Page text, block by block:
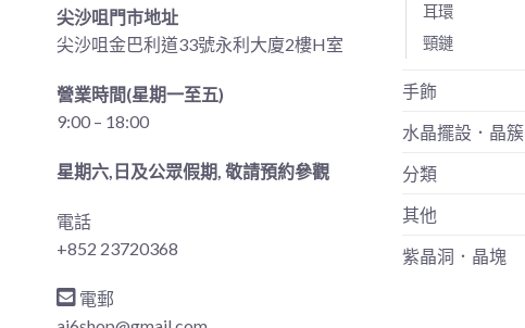
尖沙咀門市地址
尖沙咀金巴利道33號永利大廈2樓H室
營業時間(星期一至五)
9:00 – 18:00
星期六,日及公眾假期, 敬請預約參觀
電話
+852 23720368
電郵
耳環
頸鏈
手飾
水晶擺設．晶簇
分類
其他
紫晶洞．晶塊